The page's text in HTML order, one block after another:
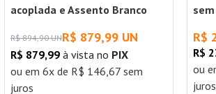
acoplada e Assento Branco
Duplo Acionamento Flox Fiori
R$ 894,90 UNR$ 879,99 UN
R$ 879,99 à vista no PIX
ou em 6x de R$ 146,67 sem
juros
R$
R$
ou
juros